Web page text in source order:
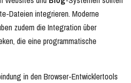
Dateien integrieren. Moderne
zudem die Integration über
die eine programmatische
in den Browser-Entwicklertools